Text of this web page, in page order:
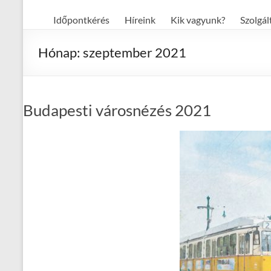
Időpontkérés Híreink Kik vagyunk?
Hónap: szeptember 2021
Budapesti városnézés 2021